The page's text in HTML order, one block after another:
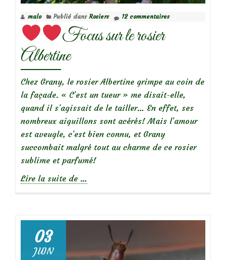
Leander
malo Publié dans Rosiers 12 commentaires
Focus sur le rosier
Albertine
Chez Grany, le rosier Albertine grimpe au coin de
la façade. « C’est un tueur » me disait-elle,
quand il s’agissait de le tailler… En effet, ses
nombreux aiguillons sont acérés! Mais l’amour
est aveugle, c’est bien connu, et Grany
succombait malgré tout au charme de ce rosier
sublime et parfumé!
Lire la suite de
sur
…
03
JUIN